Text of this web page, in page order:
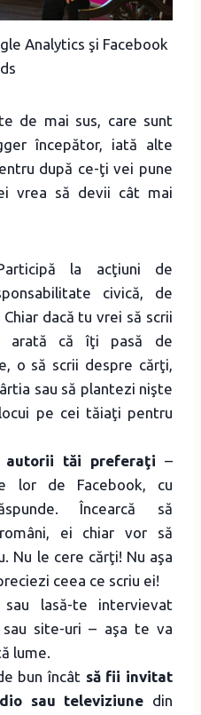
Analytics şi Facebook
de mai sus, care sunt
începător, iată alte
după ce-ţi vei pune
vrea să devii cât mai
la acţiuni de
civică, de
dacă tu vrei să scrii
arată că îţi pasă de
o să scrii despre cărţi,
sau să plantezi nişte
pe cei tăiaţi pentru
autorii tăi preferaţi –
lor de Facebook, cu
Încearcă să
ei chiar vor să
Nu le cere cărţi! Nu aşa
ceea ce scriu ei!
lasă-te intervievat
site-uri – aşa te va
lume.
bun încât să fii invitat
sau televiziune din